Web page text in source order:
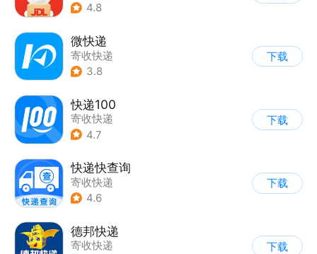
4.8
微快递
寄收快递
3.8
下载
快递100
寄收快递
4.7
下载
快递快查询
寄收快递
4.6
下载
德邦快递
寄收快递
下载